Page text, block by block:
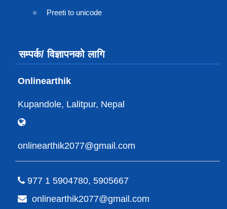
Preeti to unicode
सम्पर्क/ विज्ञापनको लागि
Onlinearthik
Kupandole, Lalitpur, Nepal
onlinearthik2077@gmail.com
977 1 5904780, 5905667
onlinearthik2077@gmail.com